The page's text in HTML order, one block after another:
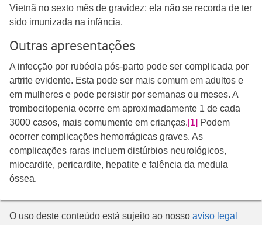
Vietnã no sexto mês de gravidez; ela não se recorda de ter
sido imunizada na infância.
Outras apresentações
A infecção por rubéola pós-parto pode ser complicada por
artrite evidente. Esta pode ser mais comum em adultos e
em mulheres e pode persistir por semanas ou meses. A
trombocitopenia ocorre em aproximadamente 1 de cada
3000 casos, mais comumente em crianças.[1] Podem
ocorrer complicações hemorrágicas graves. As
complicações raras incluem distúrbios neurológicos,
miocardite, pericardite, hepatite e falência da medula
óssea.
O uso deste conteúdo está sujeito ao nosso aviso legal